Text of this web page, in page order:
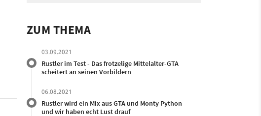
ZUM THEMA
03.09.2021
Rustler im Test - Das frotzelige Mittelalter-GTA
scheitert an seinen Vorbildern
06.08.2021
Rustler wird ein Mix aus GTA und Monty Python
und wir haben echt Lust drauf